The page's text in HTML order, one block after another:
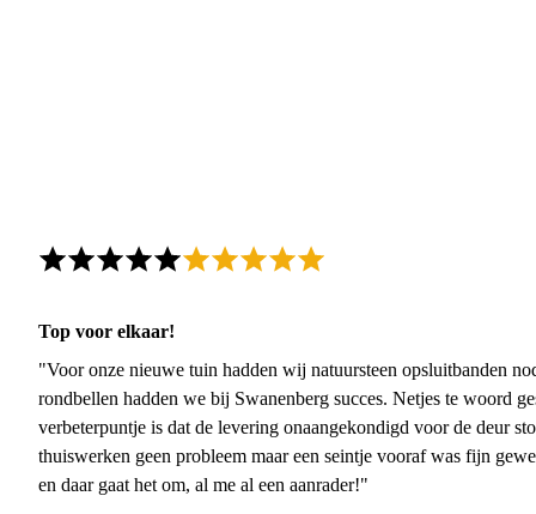
Top voor elkaar!
"Voor onze nieuwe tuin hadden wij natuursteen opsluitbanden
rondbellen hadden we bij Swanenberg succes. Netjes te woord
verbeterpuntje is dat de levering onaangekondigd voor de deur
thuiswerken geen probleem maar een seintje vooraf was fijn
en daar gaat het om, al me al een aanrader!"